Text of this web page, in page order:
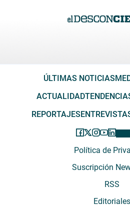
ÚLTIMAS NOTICIAS
ACTUALIDAD
REPORTAJES
Política de
Suscripción
RSS
Editoriales